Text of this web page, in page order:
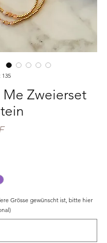
Zweierset
Preis
Grösse gewünscht ist, bitte hier